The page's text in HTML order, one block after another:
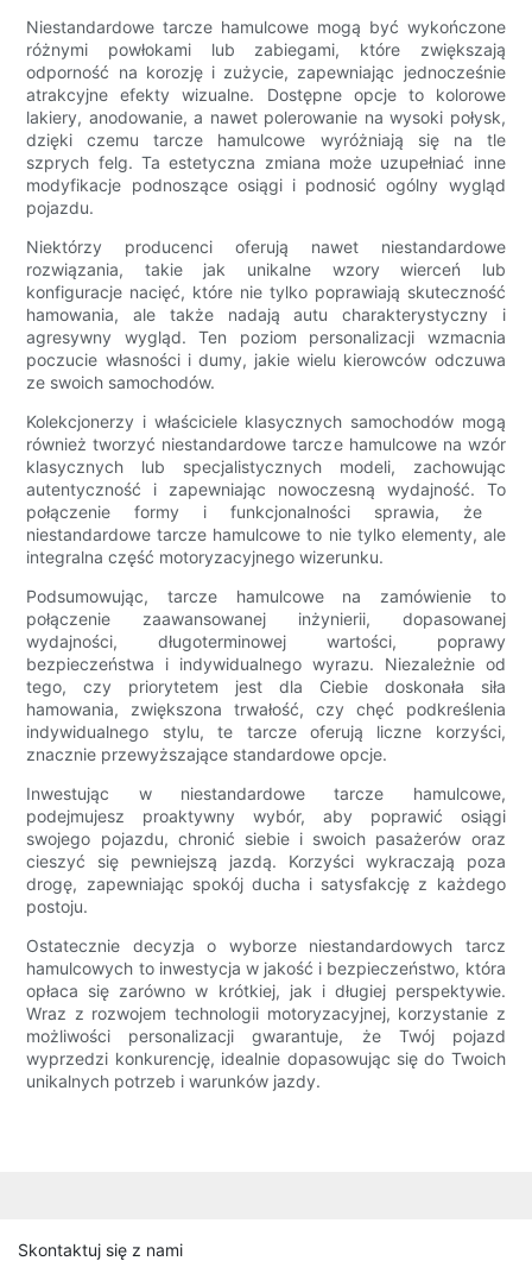
Niestandardowe tarcze hamulcowe mogą być wykończone
różnymi powłokami lub zabiegami, które zwiększają
odporność na korozję i zużycie, zapewniając jednocześnie
atrakcyjne efekty wizualne. Dostępne opcje to kolorowe
lakiery, anodowanie, a nawet polerowanie na wysoki połysk,
dzięki czemu tarcze hamulcowe wyróżniają się na tle
szprych felg. Ta estetyczna zmiana może uzupełniać inne
modyfikacje podnoszące osiągi i podnosić ogólny wygląd
pojazdu.
Niektórzy producenci oferują nawet niestandardowe
rozwiązania, takie jak unikalne wzory wierceń lub
konfiguracje nacięć, które nie tylko poprawiają skuteczność
hamowania, ale także nadają autu charakterystyczny i
agresywny wygląd. Ten poziom personalizacji wzmacnia
poczucie własności i dumy, jakie wielu kierowców odczuwa
ze swoich samochodów.
Kolekcjonerzy i właściciele klasycznych samochodów mogą
również tworzyć niestandardowe tarcze hamulcowe na wzór
klasycznych lub specjalistycznych modeli, zachowując
autentyczność i zapewniając nowoczesną wydajność. To
połączenie formy i funkcjonalności sprawia, że ​​
niestandardowe tarcze hamulcowe to nie tylko elementy, ale
integralna część motoryzacyjnego wizerunku.
Podsumowując, tarcze hamulcowe na zamówienie to
połączenie zaawansowanej inżynierii, dopasowanej
wydajności, długoterminowej wartości, poprawy
bezpieczeństwa i indywidualnego wyrazu. Niezależnie od
tego, czy priorytetem jest dla Ciebie doskonała siła
hamowania, zwiększona trwałość, czy chęć podkreślenia
indywidualnego stylu, te tarcze oferują liczne korzyści,
znacznie przewyższające standardowe opcje.
Inwestując w niestandardowe tarcze hamulcowe,
podejmujesz proaktywny wybór, aby poprawić osiągi
swojego pojazdu, chronić siebie i swoich pasażerów oraz
cieszyć się pewniejszą jazdą. Korzyści wykraczają poza
drogę, zapewniając spokój ducha i satysfakcję z każdego
postoju.
Ostatecznie decyzja o wyborze niestandardowych tarcz
hamulcowych to inwestycja w jakość i bezpieczeństwo, która
opłaca się zarówno w krótkiej, jak i długiej perspektywie.
Wraz z rozwojem technologii motoryzacyjnej, korzystanie z
możliwości personalizacji gwarantuje, że Twój pojazd
wyprzedzi konkurencję, idealnie dopasowując się do Twoich
unikalnych potrzeb i warunków jazdy.
Skontaktuj się z nami